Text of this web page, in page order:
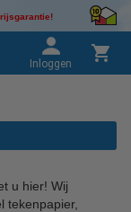
Inloggen
u hier! Wij
tekenpapier,